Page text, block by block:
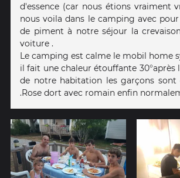
d'essence (car nous étions vraiment
nous voila dans le camping avec
de piment à notre séjour la
voiture .
Le camping est calme le mobil home
il fait une chaleur étouffante 30°après
de notre habitation les garçons sont
.Rose dort avec romain enfin